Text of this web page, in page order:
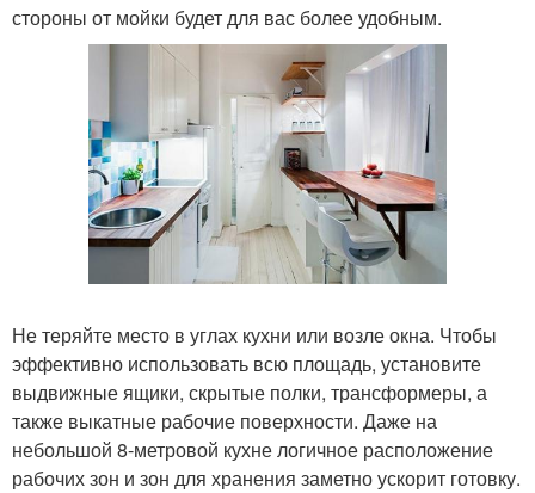
стороны от мойки будет для вас более удобным.
Не теряйте место в углах кухни или возле окна. Чтобы
эффективно использовать всю площадь, установите
выдвижные ящики, скрытые полки, трансформеры, а
также выкатные рабочие поверхности. Даже на
небольшой 8-метровой кухне логичное расположение
рабочих зон и зон для хранения заметно ускорит готовку.